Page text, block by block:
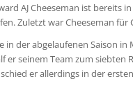
AJ Cheeseman ist
Zuletzt war Cheeseman
in der abgelaufenen Saison
er seinem Team zum siebten
er allerdings in der